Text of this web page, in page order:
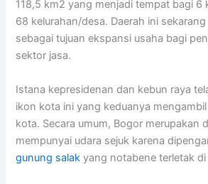
118,5 km2 yang menjadi tempat bagi 6
68 kelurahan/desa. Daerah ini
sebagai tujuan ekspansi usaha bagi
sektor jasa.
Istana kepresidenan dan kebun raya
ikon kota ini yang keduanya
kota. Secara umum, Bogor merupakan
mempunyai udara sejuk karena
gunung salak yang notabene terletak di